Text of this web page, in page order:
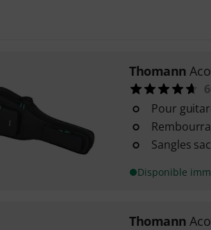
Thomann
Pour
Sangles
Disponible
Thomann